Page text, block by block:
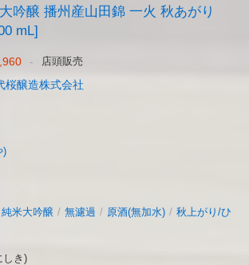
吟醸 播州産山田錦 一火 秋あがり
mL]
- 店頭販売
桜醸造株式会社
)
純米大吟醸 / 無濾過 / 原酒(無加水) / 秋上がり/ひ
しき)